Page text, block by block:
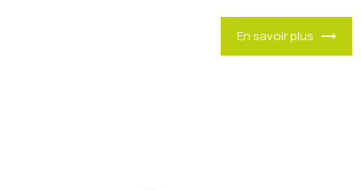
En savoir plus